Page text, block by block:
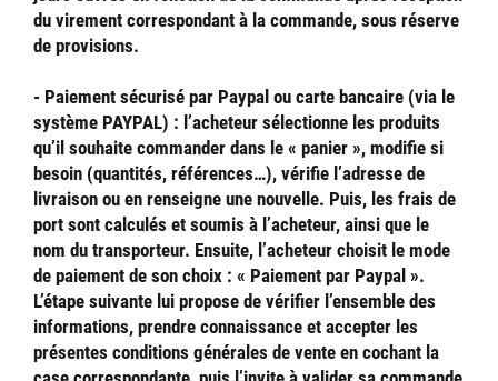
du virement correspondant à la commande, sous réserve
de provisions.
- Paiement sécurisé par Paypal ou carte bancaire (via le
système PAYPAL) : l’acheteur sélectionne les produits
qu’il souhaite commander dans le « panier », modifie si
besoin (quantités, références…), vérifie l’adresse de
livraison ou en renseigne une nouvelle. Puis, les frais de
port sont calculés et soumis à l’acheteur, ainsi que le
nom du transporteur. Ensuite, l’acheteur choisit le mode
de paiement de son choix : « Paiement par Paypal ».
L’étape suivante lui propose de vérifier l’ensemble des
informations, prendre connaissance et accepter les
présentes conditions générales de vente en cochant la